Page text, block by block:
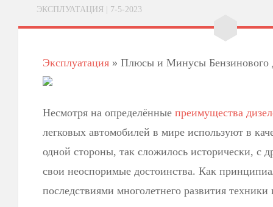
ФотоОбзоры
ВидеоОбзоры
ЭКСПЛУАТАЦИЯ | 7-5-2023
Эксплуатация » Плюсы и Минусы Бензинового
Несмотря на определённые преимущества
легковых автомобилей в мире используют в
одной стороны, так сложилось исторически, с
свои неоспоримые достоинства. Как
последствиями многолетнего развития